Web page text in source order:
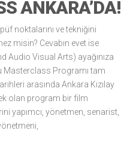
ANKARA’DA!
noktalarını ve tekniğini
misin? Cevabın evet ise
Audio Visual Arts) ayağınıza
Masterclass Programı tam
arasında Ankara Kızılay
olan program bir film
yapımcı, yönetmen, senarist,